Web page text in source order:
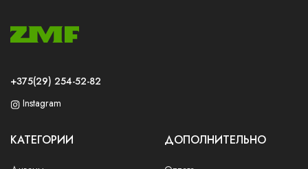
+375(29) 254-52-82
Instagram
КАТЕГОРИИ ДОПОЛНИТЕЛЬНО